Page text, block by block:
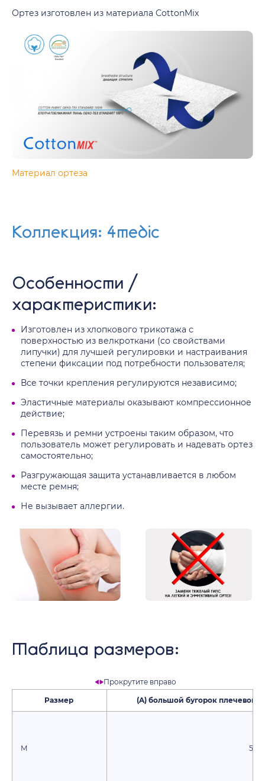
Ортез изготовлен из материала CottonMix
Материал ортеза
Коллекция: 4medic
Особенности /
характеристики:
Изготовлен из хлопкового трикотажа с
поверхностью из велкроткани (со свойствами
липучки) для лучшей регулировки и настраивания
степени фиксации под потребности пользователя;
Все точки крепления регулируются независимо;
Эластичные материалы оказывают компрессионное
действие;
Перевязь и ремни устроены таким образом, что
пользователь может регулировать и надевать ортез
самостоятельно;
Разгружающая защита устанавливается в любом
месте ремня;
Не вызывает аллергии.
Таблица размеров:
Прокрутите вправо
Размер (A) большой бугорок плечевой
M 50 -